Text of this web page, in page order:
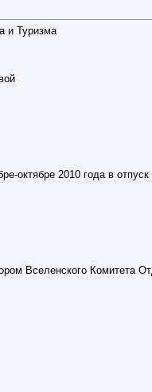
и Туризма
октябре 2010 года в
Вселенского Комитета